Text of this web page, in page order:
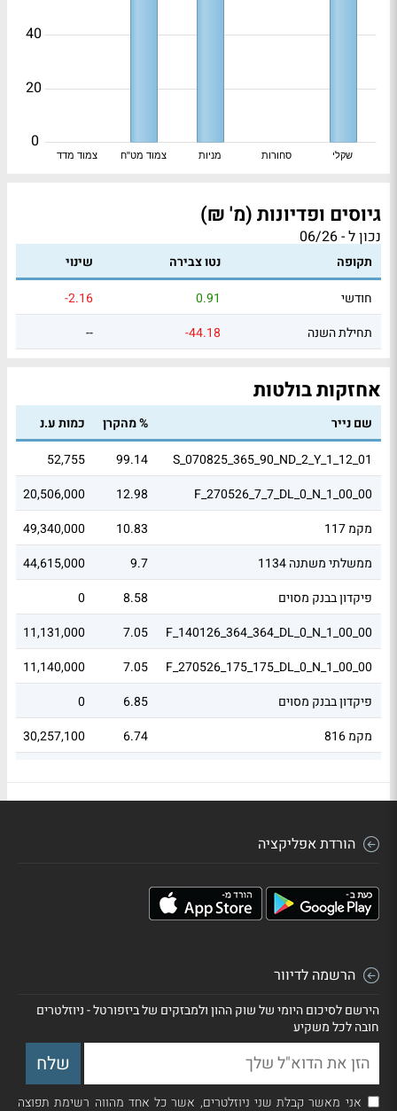
צמוד מדד צמוד מט"ח מניות סחורות שקלי
0
20
40
גיוסים ופדיונות (מ' ₪)
נכון ל - 06/26
תקופה נטו צבירה
שינוי
חודשי
0.91
-2.16
תחילת השנה
-44.18
--
אחזקות בולטות
שם נייר % מהקרן כמות ע.נ
S_070825_365_90_ND_2_Y_1_12_01
99.14
52,755
F_270526_7_7_DL_0_N_1_00_00
12.98
20,506,000
מקמ 117
10.83
49,340,000
ממשלתי משתנה 1134
9.7
44,615,000
פיקדון בבנק מסוים
8.58
0
F_140126_364_364_DL_0_N_1_00_00
7.05
11,131,000
F_270526_175_175_DL_0_N_1_00_00
7.05
11,140,000
פיקדון בבנק מסוים
6.85
0
מקמ 816
6.74
30,257,100
הורדת אפליקציה
הרשמה לדיוור
הירשם לסיכום היומי של שוק ההון ולמבזקים של ביזפורטל - ניוזלטרים
חובה לכל משקיע
אני מאשר קבלת שני ניוזלטרים, אשר כל אחד מהווה רשימת תפוצה